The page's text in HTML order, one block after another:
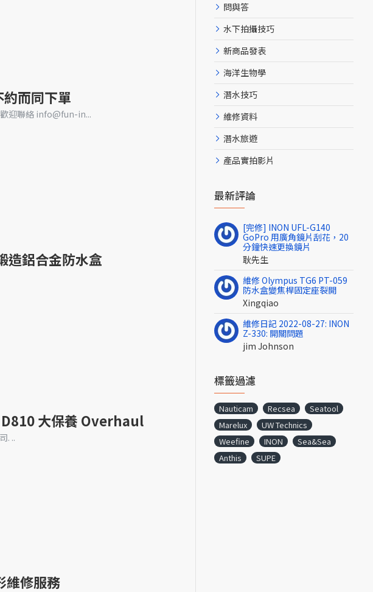
而同下單
迎聯絡 info@fun-in...
造鋁合金防水盒
大保養 Overhaul
. ..
維修服務
問與答
水下拍攝技巧
新商品發表
海洋生物學
潛水技巧
維修資料
潛水旅遊
產品實拍影片
最新評論
[完修] INON UFL-G140
GoPro 用廣角鏡片刮花，20
分鐘快速更換鏡片
耿先生
維修 Olympus TG6 PT-059
防水盒變焦桿固定座裂開
Xingqiao
維修日記 2022-08-27: INON
Z-330: 開關問題
jim Johnson
標籤過濾
Nauticam Recsea
Seatool
Marelux
UW Technics
Weefine
INON
Sea&Sea
Anthis
SUPE